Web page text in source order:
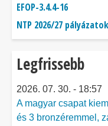
EFOP-3.4.4-16
NTP 2026/27 pályázatok
Legfrissebb
2026. 07. 30. - 18:57
A magyar csapat
és 3 bronzéremmel,